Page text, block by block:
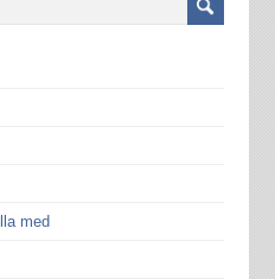
med